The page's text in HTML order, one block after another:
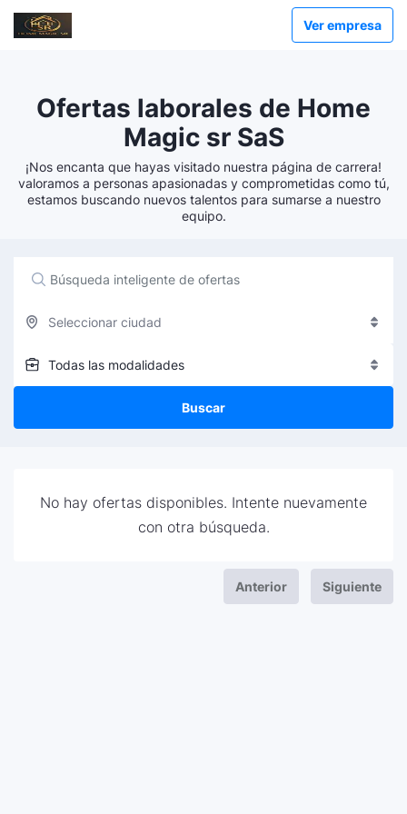
Ver empresa
Ofertas laborales de Home
Magic sr SaS
¡Nos encanta que hayas visitado nuestra página de carrera!
valoramos a personas apasionadas y comprometidas como tú,
estamos buscando nuevos talentos para sumarse a nuestro
equipo.
Seleccionar ciudad
Todas las modalidades
Buscar
No hay ofertas disponibles. Intente nuevamente
con otra búsqueda.
Anterior Siguiente